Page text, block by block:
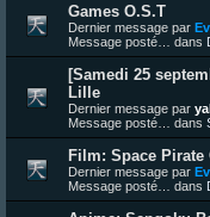
Games O.S.T
Dernier message par
Message posté… dans
[Samedi 25
Lille
Dernier message par
Message posté… dans
Film: Space
Dernier message par
Message posté… dans